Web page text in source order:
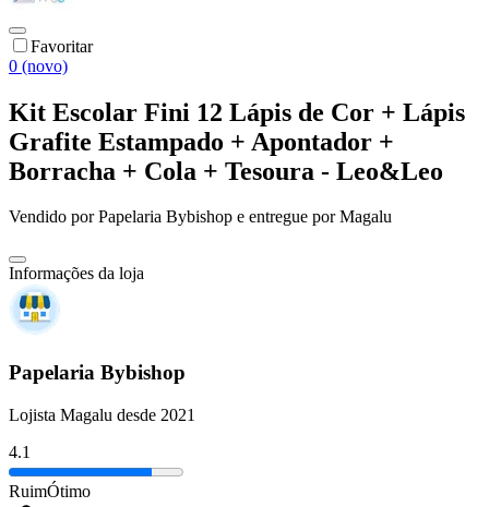
Favoritar
0 (novo)
Kit Escolar Fini 12 Lápis de Cor + Lápis
Grafite Estampado + Apontador +
Borracha + Cola + Tesoura - Leo&Leo
Vendido porPapelaria Bybishop e entregue por Magalu
Informações da loja
Papelaria Bybishop
Lojista Magalu desde 2021
4.1
RuimÓtimo